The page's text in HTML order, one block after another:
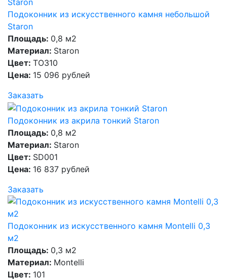
Подоконник из искусственного камня небольшой
Staron
Площадь: 0,8 м2
Материал: Staron
Цвет: TO310
Цена: 15 096 рублей
Заказать
Подоконник из акрила тонкий Staron
Площадь: 0,8 м2
Материал: Staron
Цвет: SD001
Цена: 16 837 рублей
Заказать
Подоконник из искусственного камня Montelli 0,3
м2
Площадь: 0,3 м2
Материал: Montelli
Цвет: 101